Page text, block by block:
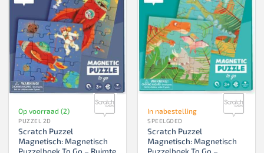
Op voorraad (2)
PUZZEL 2D
Scratch Puzzel
Magnetisch: Magnetisch
Puzzelboek To Go – Ruimte
In nabestelling
SPEELGOED
Scratch Puzzel
Magnetisch: Magnetisch
Puzzelboek To Go –